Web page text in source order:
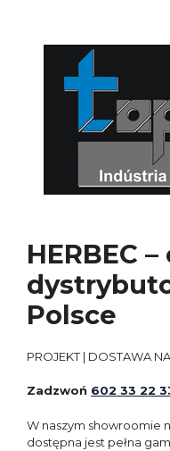
HERBEC
Polsce
PROJEKT | DOSTAWA
Zadzwoń 602 33 22
W naszym showroomie
dostępna jest pełna